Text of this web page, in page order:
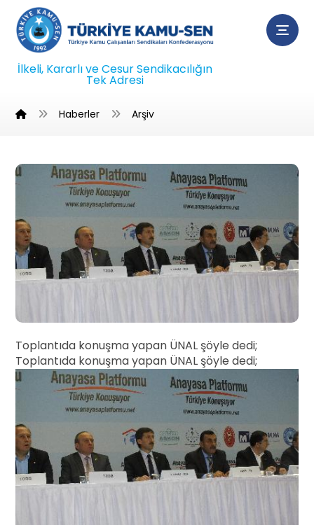
İlkeli, Kararlı ve Cesur Sendikacılığın
Tek Adresi
Haberler Arşiv
Toplantıda konuşma yapan ÜNAL şöyle dedi;
Toplantıda konuşma yapan ÜNAL şöyle dedi;